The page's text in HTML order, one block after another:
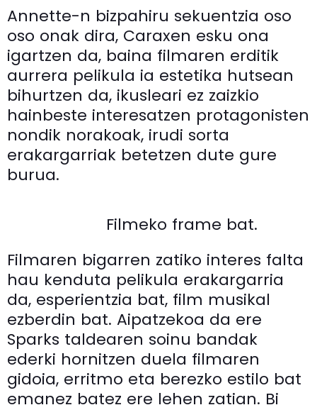
Annette-n bizpahiru sekuentzia oso
oso onak dira, Caraxen esku ona
igartzen da, baina filmaren erditik
aurrera pelikula ia estetika hutsean
bihurtzen da, ikusleari ez zaizkio
hainbeste interesatzen protagonisten
nondik norakoak, irudi sorta
erakargarriak betetzen dute gure
burua.
Filmeko frame bat.
Filmaren bigarren zatiko interes falta
hau kenduta pelikula erakargarria
da, esperientzia bat, film musikal
ezberdin bat. Aipatzekoa da ere
Sparks taldearen soinu bandak
ederki hornitzen duela filmaren
gidoia, erritmo eta berezko estilo bat
emanez batez ere lehen zatian. Bi